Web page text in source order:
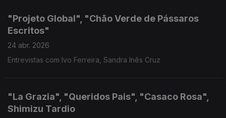
"Projeto Global", "Chão Verde de Pássaros
Escritos"
24 abr. 2026
Entrevistas com Ivo Ferreira, Sandra Inês Cruz
"La Grazia", "Queridos Pais", "Casaco Rosa",
Shimizu Tardio